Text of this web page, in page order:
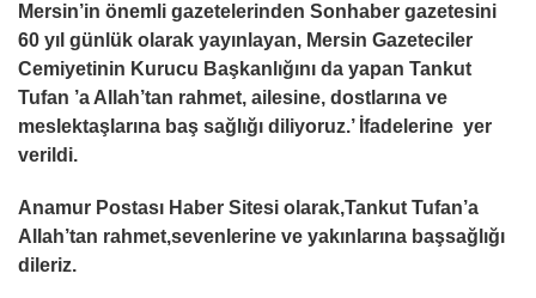
Mersin’in önemli gazetelerinden Sonhaber gazetesini
60 yıl günlük olarak yayınlayan, Mersin Gazeteciler
Cemiyetinin Kurucu Başkanlığını da yapan Tankut
Tufan ’a Allah’tan rahmet, ailesine, dostlarına ve
meslektaşlarına baş sağlığı diliyoruz.’ İfadelerine yer
verildi.
Anamur Postası Haber Sitesi olarak,Tankut Tufan’a
Allah’tan rahmet,sevenlerine ve yakınlarına başsağlığı
dileriz.